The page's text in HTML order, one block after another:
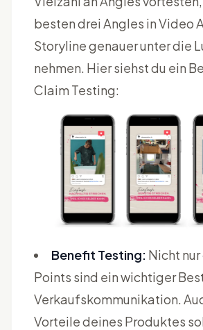
besten drei Angles in Video
Storyline genauer unter die
nehmen. Hier siehst du ein
Claim Testing:
Benefit Testing: Nicht
Points sind ein wichtiger
Verkaufskommunikation.
Vorteile deines Produktes